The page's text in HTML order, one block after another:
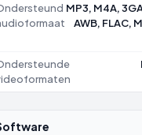
MP3, M4A,
AWB, FLAC,